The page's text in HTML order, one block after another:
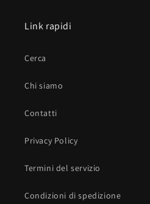
Link rapidi
Cerca
Chi siamo
Contatti
Privacy Policy
Termini del servizio
Condizioni di spedizione